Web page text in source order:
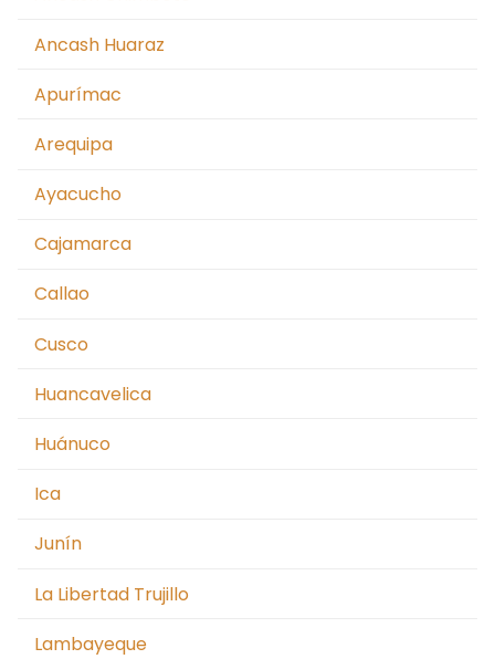
Ancash Huaraz
Apurímac
Arequipa
Ayacucho
Cajamarca
Callao
Cusco
Huancavelica
Huánuco
Ica
Junín
La Libertad Trujillo
Lambayeque